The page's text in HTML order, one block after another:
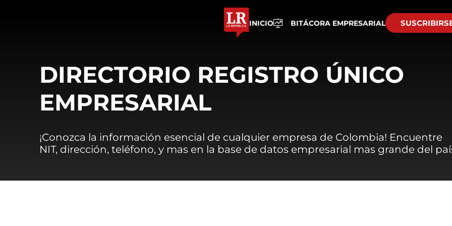
INICIO BITÁCORA EMPRESARIAL
DIRECTORIO REGISTRO ÚNICO
EMPRESARIAL
¡Conozca la información esencial de cualquier empresa de Colombia! Encuentre
NIT, dirección, teléfono, y mas en la base de datos empresarial mas grande del